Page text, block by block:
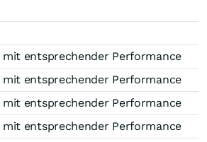
mit entsprechender Performance
mit entsprechender Performance
mit entsprechender Performance
mit entsprechender Performance